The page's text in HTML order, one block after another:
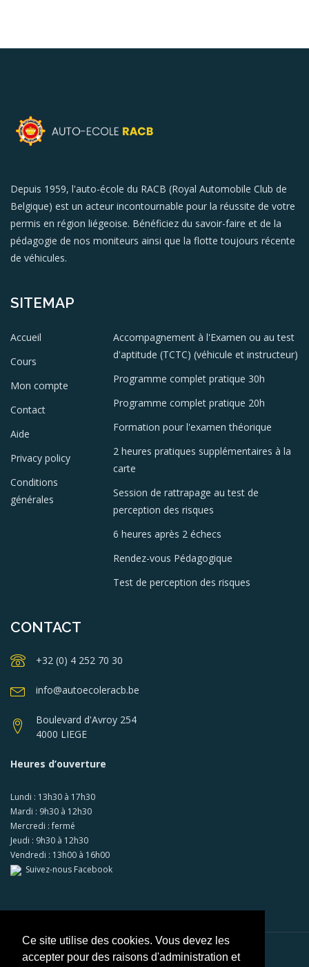
Ce site utilise des cookies. Vous devez les
accepter pour des raisons d'administration et
Depuis 1959, l'auto-école du RACB (Royal Automobile Club de
Belgique) est un acteur incontournable pour la réussite de votre
permis en région liégeoise. Bénéficiez du savoir-faire et de la
pédagogie de nos moniteurs ainsi que la flotte toujours récente
de véhicules.
SITEMAP
Accueil
Cours
Mon compte
Contact
Aide
Privacy policy
Conditions
générales
Accompagnement à l'Examen ou au test
d'aptitude (TCTC) (véhicule et instructeur)
Programme complet pratique 30h
Programme complet pratique 20h
Formation pour l'examen théorique
2 heures pratiques supplémentaires à la
carte
Session de rattrapage au test de
perception des risques
6 heures après 2 échecs
Rendez-vous Pédagogique
Test de perception des risques
CONTACT
+32 (0) 4 252 70 30
info@autoecoleracb.be
Boulevard d'Avroy 254
4000 LIEGE
Heures d’ouverture
Lundi : 13h30 à 17h30
Mardi : 9h30 à 12h30
Mercredi : fermé
Jeudi : 9h30 à 12h30
Vendredi : 13h00 à 16h00
Suivez-nous Facebook
Paiements sécurisés viaMollie